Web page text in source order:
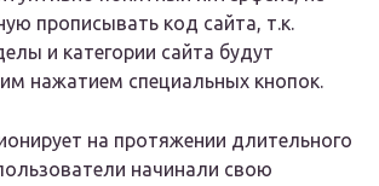
прописывать код сайта, т.к.
и категории сайта будут
нажатием специальных кнопок.
на протяжении длительного
начинали свою